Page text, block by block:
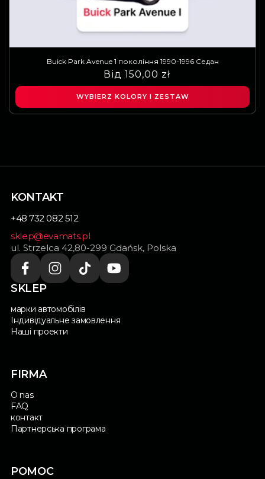
Buick Park Avenue 1 покоління 1990-1996 Седан
Звичайна
ціна
Ціна
продажу
Від 150,00 zł
WYBIERZ KOLORY I ZESTAW
SKLEP
марки автомобілів
Індивідуальне замовлення
Наші проекти
FIRMA
O nas
FAQ
контакт
Партнерська програма
POMOC
KONTAKT
+48 732 082 512
sklep@evamats.pl
ul. Strzelca 42,80-299 Gdańsk, Polska